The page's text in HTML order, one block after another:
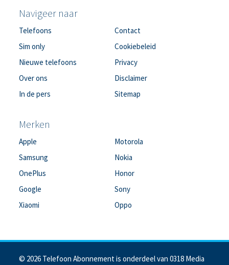
Navigeer naar
Telefoons
Sim only
Nieuwe telefoons
Over ons
In de pers
Contact
Cookiebeleid
Privacy
Disclaimer
Sitemap
Merken
Apple
Samsung
OnePlus
Google
Xiaomi
Motorola
Nokia
Honor
Sony
Oppo
© 2026 Telefoon Abonnement is onderdeel van 0318 Media